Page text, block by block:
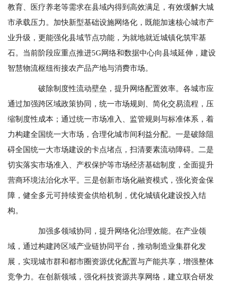
教育、医疗养老等需求在县域内得到高效满足，有效缓解大城
市承载压力。加快新型基础设施网络化，既能加速核心城市产
业升级，更能强化县域节点功能，为就地就近城镇化筑牢基
石。当前阶段应重点推进5G网络和数据中心向县域延伸，建设
智慧物流枢纽衔接农产品产地与消费市场。
破除制度性流动壁垒，提升网络配置效率。各城市应
通过加强跨区域政策协同，统一市场规则、简化交易流程，压
缩制度性成本；通过统一市场准入、监管规则与标准体系，着
力构建全国统一大市场，合理化城市间利益分配。一是破除阻
碍全国统一大市场建设的卡点堵点，扫清要素流动障碍。二是
切实落实市场准入、产权保护等市场经济基础制度，全面提升
营商环境法治化水平。三是创新市场化融资模式，强化资金保
障，健全多元可持续资金供给机制，优化城镇化建设投入结
构。
加强多领域协同，提升网络化治理效能。在产业领
域，通过构建跨区域产业链协同平台，推动制造业集群化发
展，实现城市群和都市圈资源优化配置与产能共享，增强整体
竞争力。在创新领域，强化科技资源共享网络，建立联合研发